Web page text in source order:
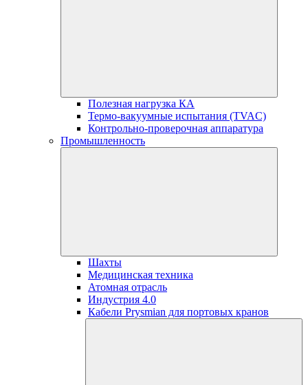
Полезная нагрузка КА
Термо-вакуумные испытания (TVAC)
Контрольно-проверочная аппаратура
Промышленность
Шахты
Медицинская техника
Атомная отрасль
Индустрия 4.0
Кабели Prysmian для портовых кранов